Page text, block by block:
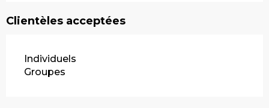
Clientèles acceptées
Individuels
Groupes